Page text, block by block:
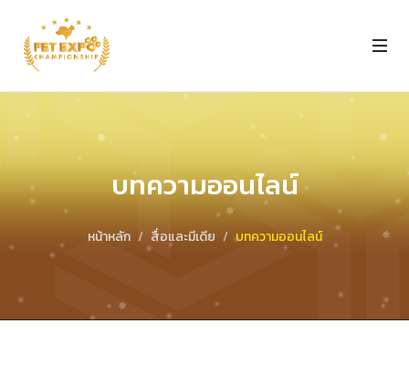
บทความออนไลน์
หน้าหลัก สื่อและมีเดีย บทความออนไลน์